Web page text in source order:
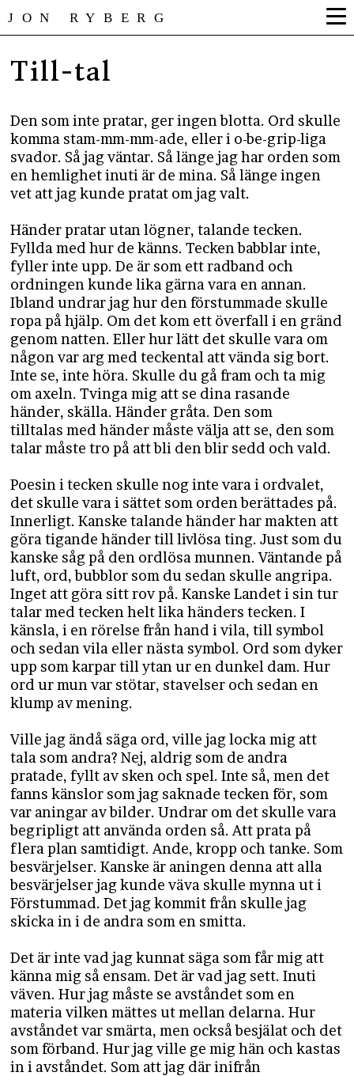
JON RYBERG
Till-tal
Den som inte pratar, ger ingen blotta. Ord skulle
komma stam-mm-mm-ade, eller i o-be-grip-liga
svador. Så jag väntar. Så länge jag har orden som
en hemlighet inuti är de mina. Så länge ingen
vet att jag kunde pratat om jag valt.
Händer pratar utan lögner, talande tecken.
Fyllda med hur de känns. Tecken babblar inte,
fyller inte upp. De är som ett radband och
ordningen kunde lika gärna vara en annan.
Ibland undrar jag hur den förstummade skulle
ropa på hjälp. Om det kom ett överfall i en gränd
genom natten. Eller hur lätt det skulle vara om
någon var arg med teckental att vända sig bort.
Inte se, inte höra. Skulle du gå fram och ta mig
om axeln. Tvinga mig att se dina rasande
händer, skälla. Händer gråta. Den som
tilltalas med händer måste välja att se, den som
talar måste tro på att bli den blir sedd och vald.
Poesin i tecken skulle nog inte vara i ordvalet,
det skulle vara i sättet som orden berättades på.
Innerligt. Kanske talande händer har makten att
göra tigande händer till livlösa ting. Just som du
kanske såg på den ordlösa munnen. Väntande på
luft, ord, bubblor som du sedan skulle angripa.
Inget att göra sitt rov på. Kanske Landet i sin tur
talar med tecken helt lika händers tecken. I
känsla, i en rörelse från hand i vila, till symbol
och sedan vila eller nästa symbol. Ord som dyker
upp som karpar till ytan ur en dunkel dam. Hur
ord ur mun var stötar, stavelser och sedan en
klump av mening.
Ville jag ändå säga ord, ville jag locka mig att
tala som andra? Nej, aldrig som de andra
pratade, fyllt av sken och spel. Inte så, men det
fanns känslor som jag saknade tecken för, som
var aningar av bilder. Undrar om det skulle vara
begripligt att använda orden så. Att prata på
flera plan samtidigt. Ande, kropp och tanke. Som
besvärjelser. Kanske är aningen denna att alla
besvärjelser jag kunde väva skulle mynna ut i
Förstummad. Det jag kommit från skulle jag
skicka in i de andra som en smitta.
Det är inte vad jag kunnat säga som får mig att
känna mig så ensam. Det är vad jag sett. Inuti
väven. Hur jag måste se avståndet som en
materia vilken mättes ut mellan delarna. Hur
avståndet var smärta, men också besjälat och det
som förband. Hur jag ville ge mig hän och kastas
in i avståndet. Som att jag där inifrån